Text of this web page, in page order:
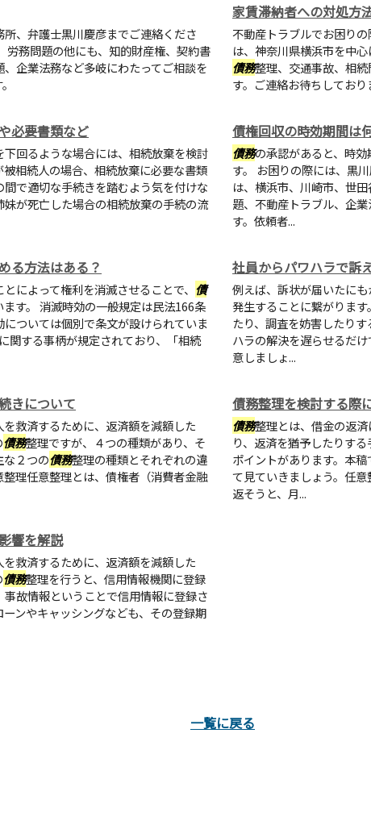
、弁護士黒川慶彦までご連絡くださ
労務問題の他にも、知的財産権、契約書
企業法務など多岐にわたってご相談を
家賃滞納者への対処方
不動産トラブルでお困り
は、神奈川県横浜市を中
債務整理、交通事故、相
す。ご連絡お待ちしており
必要書類など
下回るような場合には、相続放棄を検討
相続人の場合、相続放棄に必要な書類
で適切な手続きを踏むよう気を付けな
が死亡した場合の相続放棄の手続の流
債権回収の時効期間は
債務の承認があると、時
す。 お困りの際には、黒
は、横浜市、川崎市、世
題、不動産トラブル、企
す。依頼者...
る方法はある？
によって権利を消滅させることで、 債
す。 消滅時効の一般規定は民法166条
ついては個別で条文が設けられていま
関する事柄が規定されており、「相続
社員からパワハラで訴
例えば、訴状が届いたに
発生することに繋がりま
たり、調査を妨害したり
ハラの解決を遅らせるだ
意しましょ...
きについて
救済するために、返済額を減額した
債務整理ですが、４つの種類があり、そ
２つの債務整理の種類とそれぞれの違
理任意整理とは、債権者（消費者金融
債務整理を検討する際
債務整理とは、借金の返
り、返済を猶予したりする
ポイントがあります。本稿
て見ていきましょう。任
返そうと、月...
響を解説
救済するために、返済額を減額した
債務整理を行うと、信用情報機関に登録
故情報ということで信用情報に登録さ
ンやキャッシングなども、その登録期
一覧に戻る